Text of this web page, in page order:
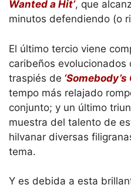
Wanted a Hit’, que
minutos defendiendo (o
El último tercio viene
caribeños evolucionados
traspiés de
tempo más relajado
conjunto; y un último
muestra del talento de
hilvanar diversas
tema.
Y es debida a esta